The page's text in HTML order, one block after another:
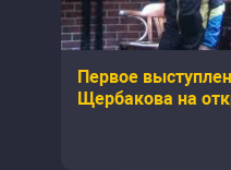
Первое
Щербакова на